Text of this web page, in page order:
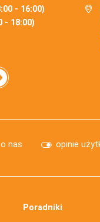
- 16:00)
- 18:00)
o nas opinie
Poradniki